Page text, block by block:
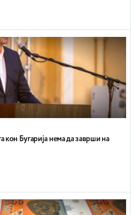
кон Бугарија нема да заврши на